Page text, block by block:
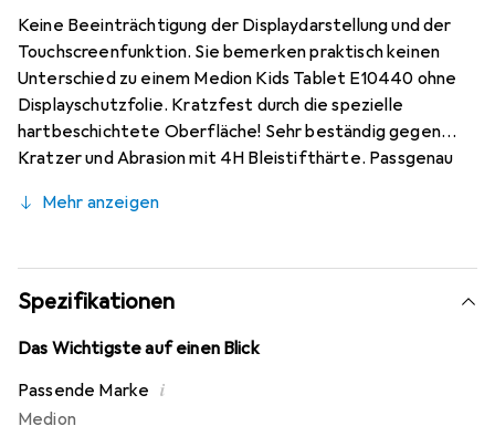
Keine Beeinträchtigung der Displaydarstellung und der
Touchscreenfunktion. Sie bemerken praktisch keinen
Unterschied zu einem Medion Kids Tablet E10440 ohne
Displayschutzfolie. Kratzfest durch die spezielle
hartbeschichtete Oberfläche! Sehr beständig gegen
Kratzer und Abrasion mit 4H Bleistifthärte. Passgenau
Hervorragende Qualität gewährleistet durch den Einsatz
optimale Randhaftung und sehr gute Formstabilität.
Kinderleichte Montage! Keine Blasenbildung bei
staubfreiem Display möglich! Beim Auftragen der Folie
wird die Luft verdrängt und schmiegt sich wie von selbst
Made in Germany - Konstruktion, Zuschnitt und
Mehr anzeigen
Spezifikationen
Das Wichtigste auf einen Blick
Passende Marke i
Medion